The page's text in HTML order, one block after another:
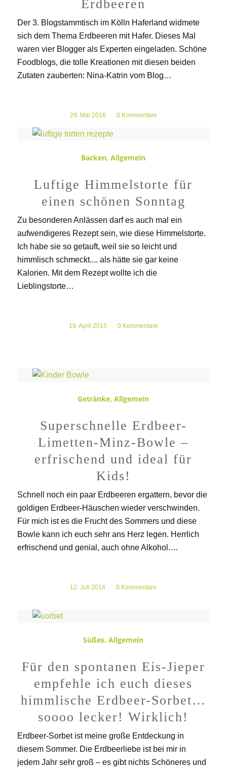
Erdbeeren
Der 3. Blogstammtisch im Kölln Haferland widmete
sich dem Thema Erdbeeren mit Hafer. Dieses Mal
waren vier Blogger als Experten eingeladen. Schöne
Foodblogs, die tolle Kreationen mit diesen beiden
Zutaten zauberten: Nina-Katrin vom Blog…
29. Mai 2016 0 Kommentare
Backen,Allgemein
Luftige Himmelstorte für
einen schönen Sonntag
Zu besonderen Anlässen darf es auch mal ein
aufwendigeres Rezept sein, wie diese Himmelstorte.
Ich habe sie so getauft, weil sie so leicht und
himmlisch schmeckt.... als hätte sie gar keine
Kalorien. Mit dem Rezept wollte ich die
Lieblingstorte…
19. April 2015
/ 0 Kommentare
Getränke,Allgemein
Superschnelle Erdbeer-
Limetten-Minz-Bowle –
erfrischend und ideal für
Kids!
Schnell noch ein paar Erdbeeren ergattern, bevor die
goldigen Erdbeer-Häuschen wieder verschwinden.
Für mich ist es die Frucht des Sommers und diese
Bowle kann ich euch sehr ans Herz legen. Herrlich
erfrischend und genial, auch ohne Alkohol.…
12. Juli 2014
/ 0 Kommentare
Süßes,Allgemein
Für den spontanen Eis-Jieper
empfehle ich euch dieses
himmlische Erdbeer-Sorbet…
soooo lecker! Wirklich!
Erdbeer-Sorbet ist meine große Entdeckung in
diesem Sommer. Die Erdbeerliebe ist bei mir in
jedem Jahr sehr groß – es gibt nichts Schöneres und